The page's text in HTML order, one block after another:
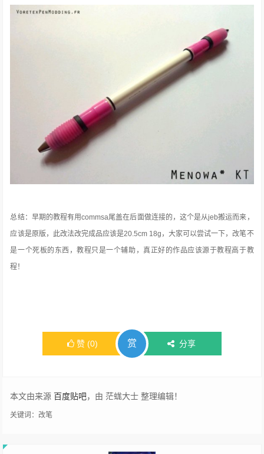
总结：早期的教程有用commsa尾盖在后面做连接的，这个是从jeb搬运而来，
应该是原版，此改法改完成品应该是20.5cm 18g，大家可以尝试一下，改笔不
是一个死板的东西，教程只是一个辅助，真正好的作品应该源于教程高于教
程！
赞 (0) 赏 分享
本文由来源 百度贴吧，由 茫蛖大士 整理编辑！
关键词：改笔